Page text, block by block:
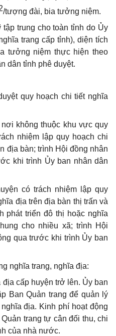
/tượng đài, bia tưởng niệm.
tập trung cho toàn tỉnh do Ủy
trang cấp tỉnh), diện tích
tưởng niệm thực hiện theo
dân tỉnh phê duyệt.
quy hoạch chi tiết nghĩa
không thuộc khu vực quy
nhiệm lập quy hoạch chi
địa bàn; trình Hội đồng nhân
khi trình Ủy ban nhân dân
yện có trách nhiệm lập quy
địa trên địa bàn thị trấn và
pháttriển đô thị hoặc nghĩa
cho nhiều xã; trình Hội
quatrước khi trình Ủy ban
nghĩa trang, nghĩa địa:
cấp huyện trở lên. Ủy ban
Ban Quản trang để quản lý
địa. Kinh phí hoạt động
trang tự cân đối thu, chi
của nhà nước.